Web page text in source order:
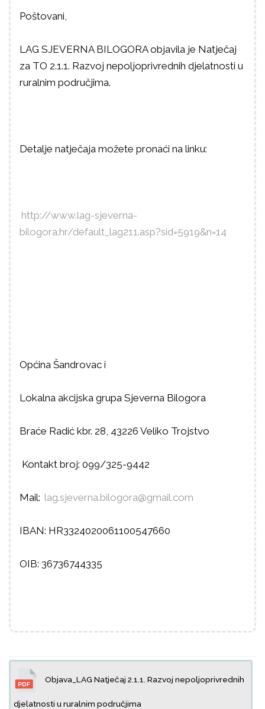
Poštovani,
LAG SJEVERNA BILOGORA objavila je Natječaj
za TO 2.1.1. Razvoj nepoljoprivrednih djelatnosti u
ruralnim područjima.
Detalje natječaja možete pronaći na linku:
http://www.lag-sjeverna-
bilogora.hr/default_lag211.asp?sid=5919&n=14
Općina Šandrovac i
Lokalna akcijska grupa Sjeverna Bilogora
Braće Radić kbr. 28, 43226 Veliko Trojstvo
Kontakt broj: 099/325-9442
Mail: lag.sjeverna.bilogora@gmail.com
IBAN: HR3324020061100547660
OIB: 36736744335
Objava_LAG Natječaj 2.1.1. Razvoj nepoljoprivrednih
djelatnosti u ruralnim područjima